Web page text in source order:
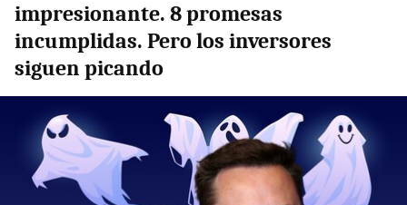
impresionante. 8 promesas
incumplidas. Pero los inversores
siguen picando